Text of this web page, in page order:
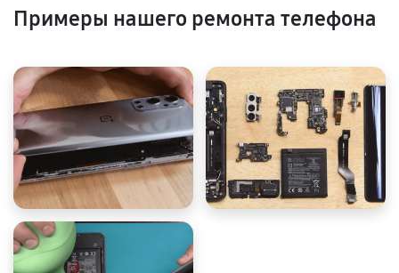
Примеры нашего ремонта телефона